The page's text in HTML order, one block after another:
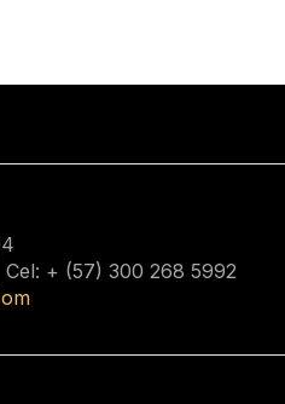
| Cel: + (57) 300 268 5992